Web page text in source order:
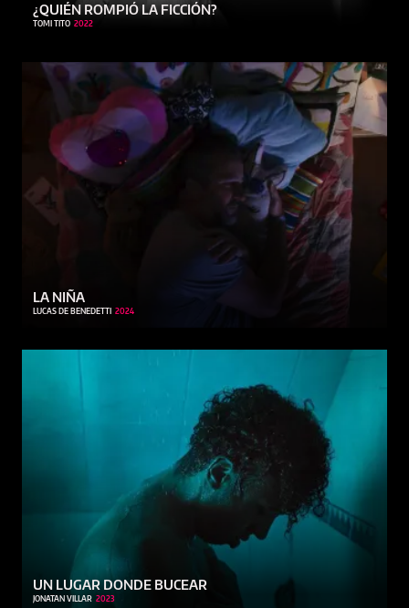
¿QUIÉN ROMPIÓ LA FICCIÓN?
TOMI TITO 2022
LA NIÑA
LUCAS DE BENEDETTI 2024
UN LUGAR DONDE BUCEAR
JONATAN VILLAR 2023